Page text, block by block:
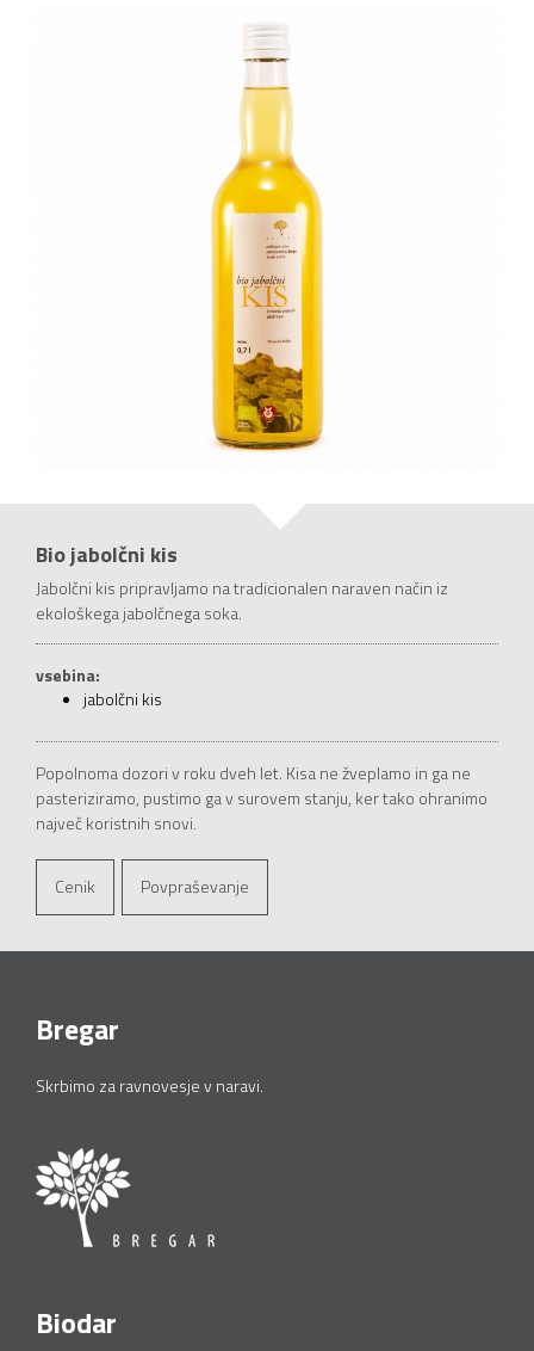
Bio jabolčni kis
Jabolčni kis pripravljamo na tradicionalen naraven način iz
ekološkega jabolčnega soka.
vsebina:
jabolčni kis
Popolnoma dozori v roku dveh let. Kisa ne žveplamo in ga ne
pasteriziramo, pustimo ga v surovem stanju, ker tako ohranimo
največ koristnih snovi.
Cenik Povpraševanje
Bregar
Skrbimo za ravnovesje v naravi.
Biodar